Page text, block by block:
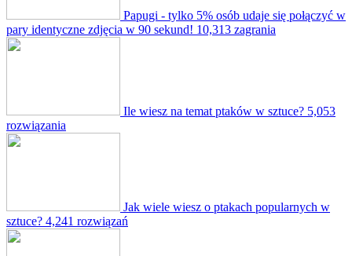
Papugi - tylko 5% osób udaje się połączyć w
pary identyczne zdjęcia w 90 sekund! 10,313 zagrania
Ile wiesz na temat ptaków w sztuce? 5,053
rozwiązania
Jak wiele wiesz o ptakach popularnych w
sztuce? 4,241 rozwiązań